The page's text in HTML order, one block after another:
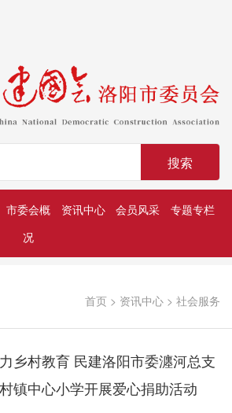
搜索
市委会概
况
资讯中心 会员风采 专题专栏
首页 > 资讯中心 > 社会服务
乡村教育 民建洛阳市委瀍河总支
镇中心小学开展爱心捐助活动